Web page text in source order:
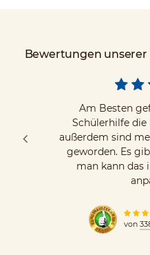
Bewertungen
Am Besten
Schülerhilfe
außerdem sind
geworden. Es
man kann das
von